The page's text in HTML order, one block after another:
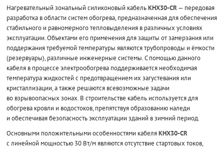
Нагревательный зональный силиконовый кабельKHX30-CR— передовая
разработка в области систем обогрева, предназначенная для обеспечения
стабильного и равномерного тепловыделения в различных условиях
эксплуатации. Объектами его применения для защиты от замерзания или
поддержания требуемой температуры являются трубопроводы и ёмкости
(резервуары), различные инженерные системы. С помощью данного
кабеля в процессе электрообогрева поддерживается необходимая
температура жидкостей с предотвращением их загустевания или
кристаллизации, а также решаются всевозможные задачи
во взрывоопасных зонах. В строительстве кабель используется для
обогрева кровли и водостоков, препятствуя образованию наледи
и обеспечивая безопасность эксплуатации зданий в зимний период.
Основными положительными особенностями кабеляKHX30-CR
с линейной мощностью 30 Вт/м являются отсутствие стартовых токов,